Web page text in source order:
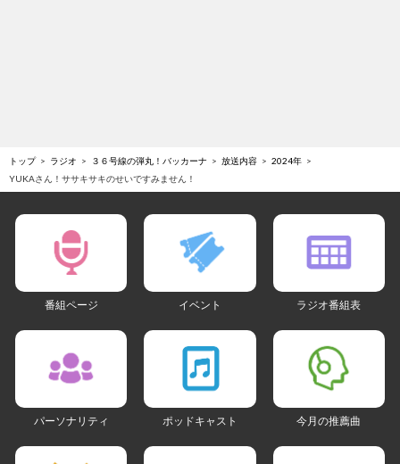
トップ ラジオ ３６号線の弾丸！バッカーナ 放送内容
2024年
YUKAさん！ササキサキのせいですみません！
番組ページ イベント ラジオ番組表
パーソナリティ ポッドキャスト 今月の推薦曲